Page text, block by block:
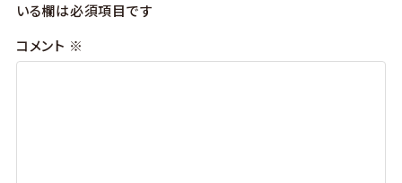
いる欄は必須項目です
コメント ※